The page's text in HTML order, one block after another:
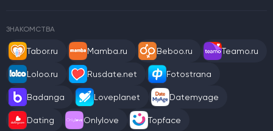
ЗНАКОМСТВА
Tabor.ru Mamba.ru Beboo.ru Teamo.ru
Loloo.ru Rusdate.net Fotostrana
Badanga Loveplanet Datemyage
Dating Onlylove Topface